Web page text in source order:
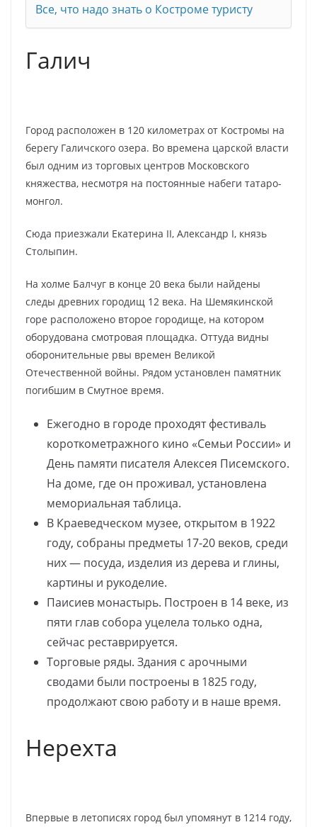
Все, что надо знать о Костроме туристу
Галич
Город расположен в 120 километрах от Костромы на
берегу Галичского озера. Во времена царской власти
был одним из торговых центров Московского
княжества, несмотря на постоянные набеги татаро-
монгол.
Сюда приезжали Екатерина II, Александр I, князь
Столыпин.
На холме Балчуг в конце 20 века были найдены
следы древних городищ 12 века. На Шемякинской
горе расположено второе городище, на котором
оборудована смотровая площадка. Оттуда видны
оборонительные рвы времен Великой
Отечественной войны. Рядом установлен памятник
погибшим в Смутное время.
Ежегодно в городе проходят фестиваль
короткометражного кино «Семьи России» и
День памяти писателя Алексея Писемского.
На доме, где он проживал, установлена
мемориальная таблица.
В Краеведческом музее, открытом в 1922
году, собраны предметы 17-20 веков, среди
них — посуда, изделия из дерева и глины,
картины и рукоделие.
Паисиев монастырь. Построен в 14 веке, из
пяти глав собора уцелела только одна,
сейчас реставрируется.
Торговые ряды. Здания с арочными
сводами были построены в 1825 году,
продолжают свою работу и в наше время.
Нерехта
Впервые в летописях город был упомянут в 1214 году,